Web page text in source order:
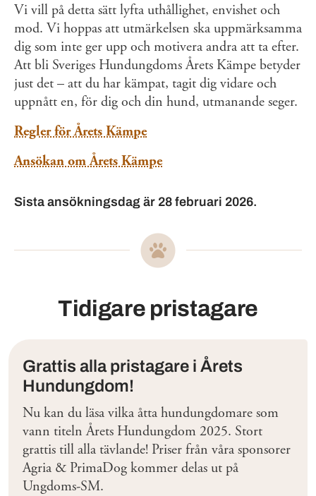
Vi vill på detta sätt lyfta uthållighet, envishet och
mod. Vi hoppas att utmärkelsen ska uppmärksamma
dig som inte ger upp och motivera andra att ta efter.
Att bli Sveriges Hundungdoms Årets Kämpe betyder
just det – att du har kämpat, tagit dig vidare och
uppnått en, för dig och din hund, utmanande seger.
Regler för Årets Kämpe
Ansökan om Årets Kämpe
Sista ansökningsdag är 28 februari 2026.
Tidigare pristagare
Grattis alla pristagare i Årets
Hundungdom!
Nu kan du läsa vilka åtta hundungdomare som
vann titeln Årets Hundungdom 2025. Stort
grattis till alla tävlande! Priser från våra sponsorer
Agria & PrimaDog kommer delas ut på
Ungdoms-SM.